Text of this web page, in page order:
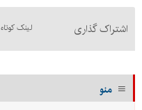
اشتراک گذاری لینک کوتاه
منو